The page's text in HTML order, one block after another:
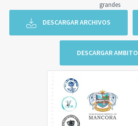
grandes
DESCARGAR ARCHIVOS
DESCARGAR AMBITO